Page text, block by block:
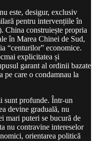
este, desigur, exclusiv
pentru intervențiile în
China construiește propria
în Marea Chinei de Sud,
“centurilor” economice.
explicitatea și
garant al ordinii bazate
pe care o condamnau la
sunt profunde. Într-un
devine graduală, nu
mari puteri se bucură de
nu contravine intereselor
orientarea politică